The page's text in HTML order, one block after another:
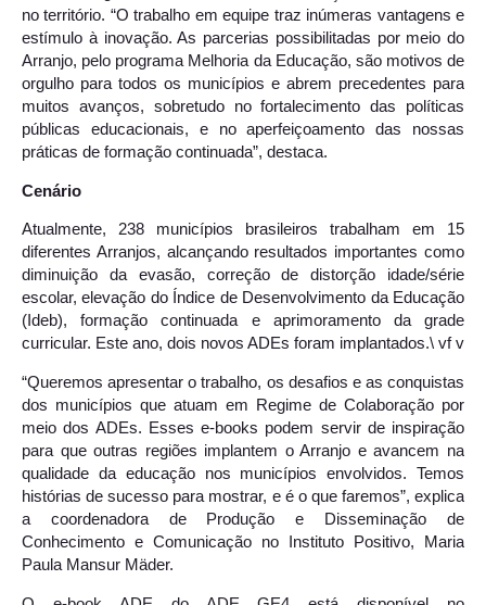
no território. “O trabalho em equipe traz inúmeras vantagens e
estímulo à inovação. As parcerias possibilitadas por meio do
Arranjo, pelo programa Melhoria da Educação, são motivos de
orgulho para todos os municípios e abrem precedentes para
muitos avanços, sobretudo no fortalecimento das políticas
públicas educacionais, e no aperfeiçoamento das nossas
práticas de formação continuada”, destaca.
Cenário
Atualmente, 238 municípios brasileiros trabalham em 15
diferentes Arranjos, alcançando resultados importantes como
diminuição da evasão, correção de distorção idade/série
escolar, elevação do Índice de Desenvolvimento da Educação
(Ideb), formação continuada e aprimoramento da grade
curricular. Este ano, dois novos ADEs foram implantados.\ vf v
“Queremos apresentar o trabalho, os desafios e as conquistas
dos municípios que atuam em Regime de Colaboração por
meio dos ADEs. Esses e-books podem servir de inspiração
para que outras regiões implantem o Arranjo e avancem na
qualidade da educação nos municípios envolvidos. Temos
histórias de sucesso para mostrar, e é o que faremos”, explica
a coordenadora de Produção e Disseminação de
Conhecimento e Comunicação no Instituto Positivo, Maria
Paula Mansur Mäder.